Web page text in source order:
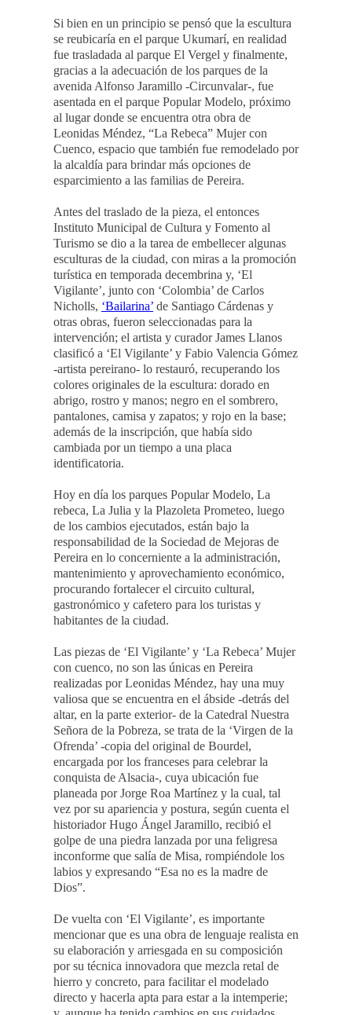
Si bien en un principio se pensó que la escultura
se reubicaría en el parque Ukumarí, en realidad
fue trasladada al parque El Vergel y finalmente,
gracias a la adecuación de los parques de la
avenida Alfonso Jaramillo -Circunvalar-, fue
asentada en el parque Popular Modelo, próximo
al lugar donde se encuentra otra obra de
Leonidas Méndez, “La Rebeca” Mujer con
Cuenco, espacio que también fue remodelado por
la alcaldía para brindar más opciones de
esparcimiento a las familias de Pereira.
Antes del traslado de la pieza, el entonces
Instituto Municipal de Cultura y Fomento al
Turismo se dio a la tarea de embellecer algunas
esculturas de la ciudad, con miras a la promoción
turística en temporada decembrina y, ‘El
Vigilante’, junto con ‘Colombia’ de Carlos
Nicholls, ‘Bailarina’ de Santiago Cárdenas y
otras obras, fueron seleccionadas para la
intervención; el artista y curador James Llanos
clasificó a ‘El Vigilante’ y Fabio Valencia Gómez
-artista pereirano- lo restauró, recuperando los
colores originales de la escultura: dorado en
abrigo, rostro y manos; negro en el sombrero,
pantalones, camisa y zapatos; y rojo en la base;
además de la inscripción, que había sido
cambiada por un tiempo a una placa
identificatoria.
Hoy en día los parques Popular Modelo, La
rebeca, La Julia y la Plazoleta Prometeo, luego
de los cambios ejecutados, están bajo la
responsabilidad de la Sociedad de Mejoras de
Pereira en lo concerniente a la administración,
mantenimiento y aprovechamiento económico,
procurando fortalecer el circuito cultural,
gastronómico y cafetero para los turistas y
habitantes de la ciudad.
Las piezas de ‘El Vigilante’ y ‘La Rebeca’ Mujer
con cuenco, no son las únicas en Pereira
realizadas por Leonidas Méndez, hay una muy
valiosa que se encuentra en el ábside -detrás del
altar, en la parte exterior- de la Catedral Nuestra
Señora de la Pobreza, se trata de la ‘Virgen de la
Ofrenda’ -copia del original de Bourdel,
encargada por los franceses para celebrar la
conquista de Alsacia-, cuya ubicación fue
planeada por Jorge Roa Martínez y la cual, tal
vez por su apariencia y postura, según cuenta el
historiador Hugo Ángel Jaramillo, recibió el
golpe de una piedra lanzada por una feligresa
inconforme que salía de Misa, rompiéndole los
labios y expresando “Esa no es la madre de
Dios”.
De vuelta con ‘El Vigilante’, es importante
mencionar que es una obra de lenguaje realista en
su elaboración y arriesgada en su composición
por su técnica innovadora que mezcla retal de
hierro y concreto, para facilitar el modelado
directo y hacerla apta para estar a la intemperie;